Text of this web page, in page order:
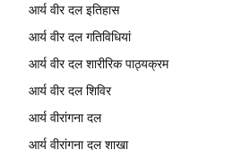
आर्य वीर दल इतिहास
आर्य वीर दल गतिविधियां
आर्य वीर दल शारीरिक पाठ्यक्रम
आर्य वीर दल शिविर
आर्य वीरांगना दल
आर्य वीरांगना दल शाखा